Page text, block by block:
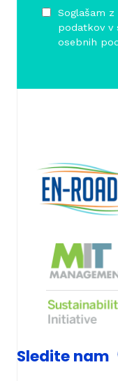
Soglašam
podatkov v
osebnih
Sledite nam